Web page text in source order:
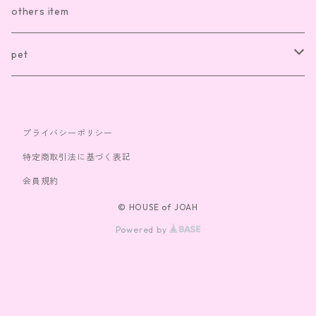
sox
bag
necklace
ring
others item
pet
toy
プライバシーポリシー
特定商取引法に基づく表記
会員規約
© HOUSE of JOAH
Powered by